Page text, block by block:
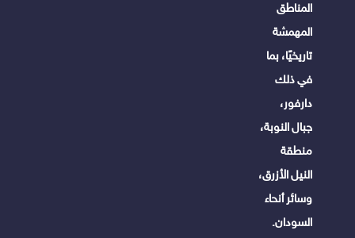
المناطق
المهمشة
تاريخيًا، بما
في ذلك
دارفور،
جبال النوبة،
منطقة
النيل الأزرق،
وسائر أنحاء
السودان.